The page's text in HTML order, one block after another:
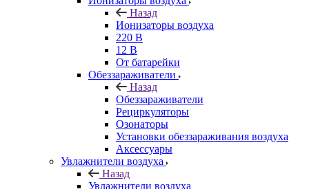
Назад
Ионизаторы воздуха
220 В
12 В
От батарейки
Обеззараживатели
Назад
Обеззараживатели
Рециркуляторы
Озонаторы
Установки обеззараживания воздуха
Аксессуары
Увлажнители воздуха
Назад
Увлажнители воздуха